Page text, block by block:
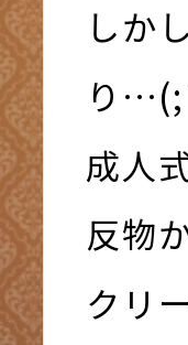
しか
り
成人
反物
クリ